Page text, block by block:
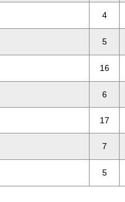
4
5
16
6
17
7
5